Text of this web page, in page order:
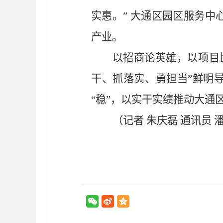
实惠。” 大通区园区服务中
产业。
以招商论英雄，以项
干、抓落实、勇担当”鲜明
“稳”，以实干实绩推动大通
（记者 朱庆磊 通讯员